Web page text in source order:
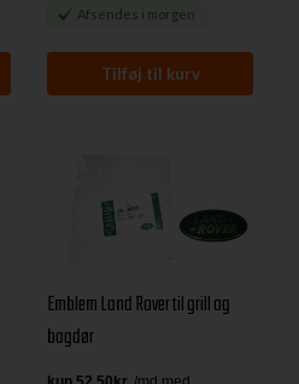
Afsendes i morgen
Emblem Land Rover til grill og
bagdør